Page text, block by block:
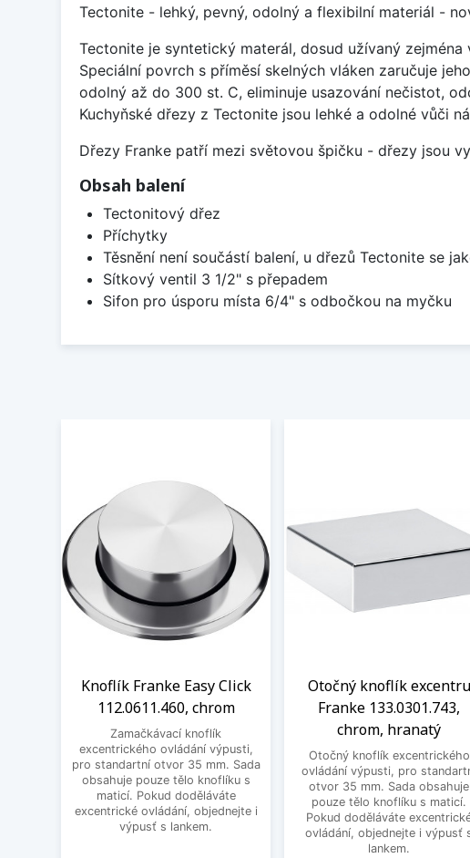
Tectonite - lehký, pevný, odolný a flexibilní materiál -
Tectonite je syntetický materál, dosud užívaný
Speciální povrch s příměsí skelných vláken zaručuje
odolný až do 300 st. C, eliminuje usazování nečistot,
Kuchyňské dřezy z Tectonite jsou lehké a odolné vůči
Dřezy Franke patří mezi světovou špičku - dřezy jsou
Obsah balení
Tectonitový dřez
Příchytky
Těsnění není součástí balení, u dřezů Tectonite se
Sítkový ventil 3 1/2" s přepadem
Sifon pro úsporu místa 6/4" s odbočkou na myčku
Knoflík Franke Easy Click
112.0611.460, chrom
Zamačkávací knoflík
excentrického ovládání výpusti,
pro standartní otvor 35 mm. Sada
obsahuje pouze tělo knoflíku s
maticí. Pokud doděláváte
excentrické ovládání, objednejte i
výpusť s lankem.
Otočný knoflík excentru
Franke 133.0301.743,
chrom, hranatý
Otočný knoflík excentrického
ovládání výpusti, pro
otvor 35 mm. Sada obsahuje
pouze tělo knoflíku s maticí.
Pokud doděláváte
ovládání, objednejte i výpusť
lankem.